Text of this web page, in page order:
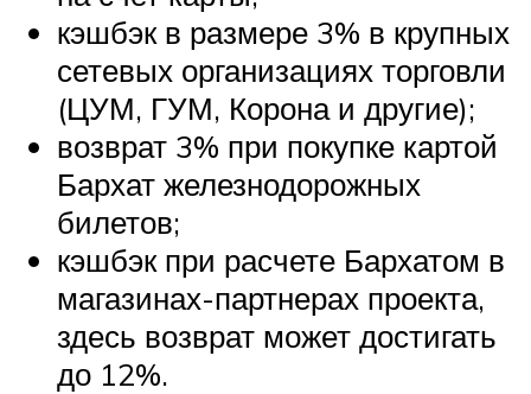
кэшбэк в размере 3% в крупных
сетевых организациях торговли
(ЦУМ, ГУМ, Корона и другие);
возврат 3% при покупке картой
Бархат железнодорожных
билетов;
кэшбэк при расчете Бархатом в
магазинах-партнерах проекта,
здесь возврат может достигать
до 12%.